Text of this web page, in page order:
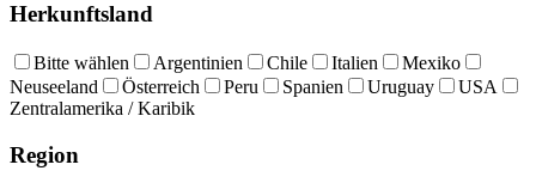
Herkunftsland
Bitte wählen Argentinien Chile Italien
Mexiko
Neuseeland
Österreich Peru Spanien Uruguay
USA
Zentralamerika / Karibik
Region